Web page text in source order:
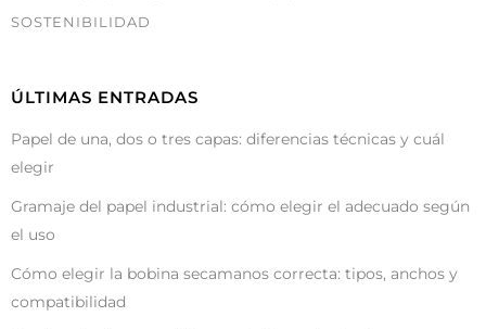
SOSTENIBILIDAD
ÚLTIMAS ENTRADAS
Papel de una, dos o tres capas: diferencias técnicas y cuál
elegir
Gramaje del papel industrial: cómo elegir el adecuado según
el uso
Cómo elegir la bobina secamanos correcta: tipos, anchos y
compatibilidad